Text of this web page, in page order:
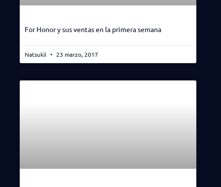
For Honor y sus ventas en la primera semana
Natsukii 23 marzo, 2017